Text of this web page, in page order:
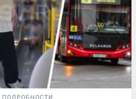
ПОДРОБНОСТИ